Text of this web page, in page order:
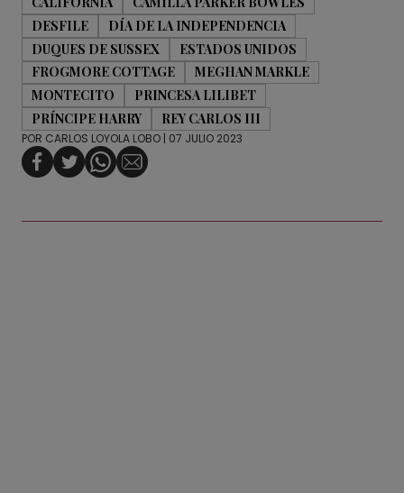
DESFILE
DÍA DE LA INDEPENDENCIA
DUQUES DE SUSSEX
ESTADOS UNIDOS
FROGMORE COTTAGE
MEGHAN MARKLE
MONTECITO
PRINCESA LILIBET
PRÍNCIPE HARRY
REY CARLOS III
POR CARLOS LOYOLA LOBO | 07 JULIO 2023